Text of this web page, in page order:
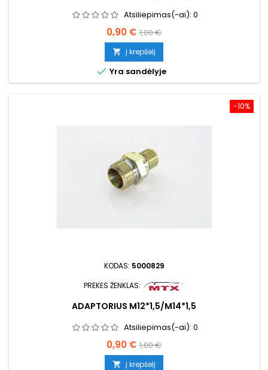
Atsiliepimas(-ai): 0
Kaina
0,90 € Bazinė
kaina
1,00 €
 Į krepšelį
 Yra sandėlyje
−10%
KODAS: 5000829
PREKĖS ŽENKLAS:
ADAPTORIUS M12*1,5/M14*1,5
Atsiliepimas(-ai): 0
Kaina
0,90 € Bazinė
kaina
1,00 €
 Į krepšelį